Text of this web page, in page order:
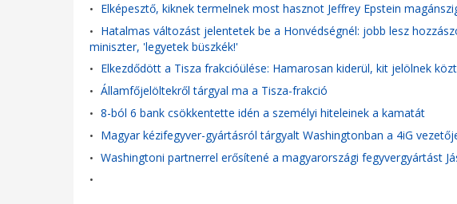
• Elképesztő, kiknek termelnek most hasznot Jeffrey Epstein
• Hatalmas változást jelentetek be a Honvédségnél: jobb lesz
miniszter, 'legyetek büszkék!'
• Elkezdődött a Tisza frakcióülése: Hamarosan kiderül, kit jelölnek
• Államfőjelöltekről tárgyal ma a Tisza-frakció
• 8-ból 6 bank csökkentette idén a személyi hiteleinek a kamatát
• Magyar kézifegyver-gyártásról tárgyalt Washingtonban a 4iG
• Washingtoni partnerrel erősítené a magyarországi fegyvergyártást
•